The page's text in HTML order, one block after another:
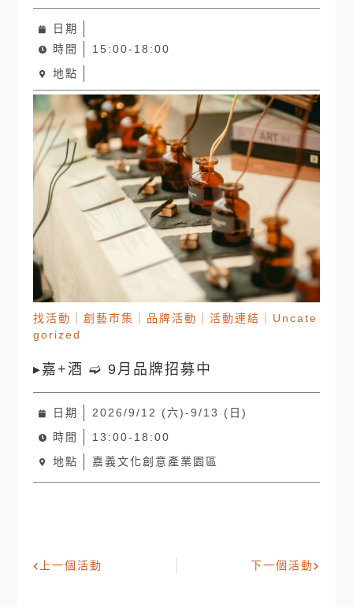
日期
時間
15:00-18:00
地點
找活動 ｜創藝市集 品牌活動 ｜活動連結
Uncate
gorized
▸嘉+酒 ➫ 9月品牌招募中
日期
2026/9/12 (六)-9/13 (日)
時間
13:00-18:00
地點
嘉義文化創意產業園區
上一個活動 下一個活動